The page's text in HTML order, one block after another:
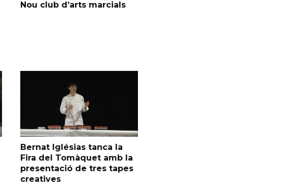
Nou club d’arts marcials
Bernat Iglésias tanca la
Fira del Tomàquet amb la
presentació de tres tapes
creatives